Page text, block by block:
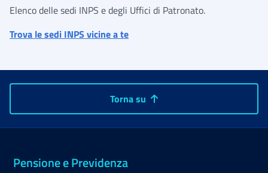
Elenco delle sedi INPS e degli Uffici di Patronato.
Trova le sedi INPS vicine a te
Torna su
Pensione e Previdenza